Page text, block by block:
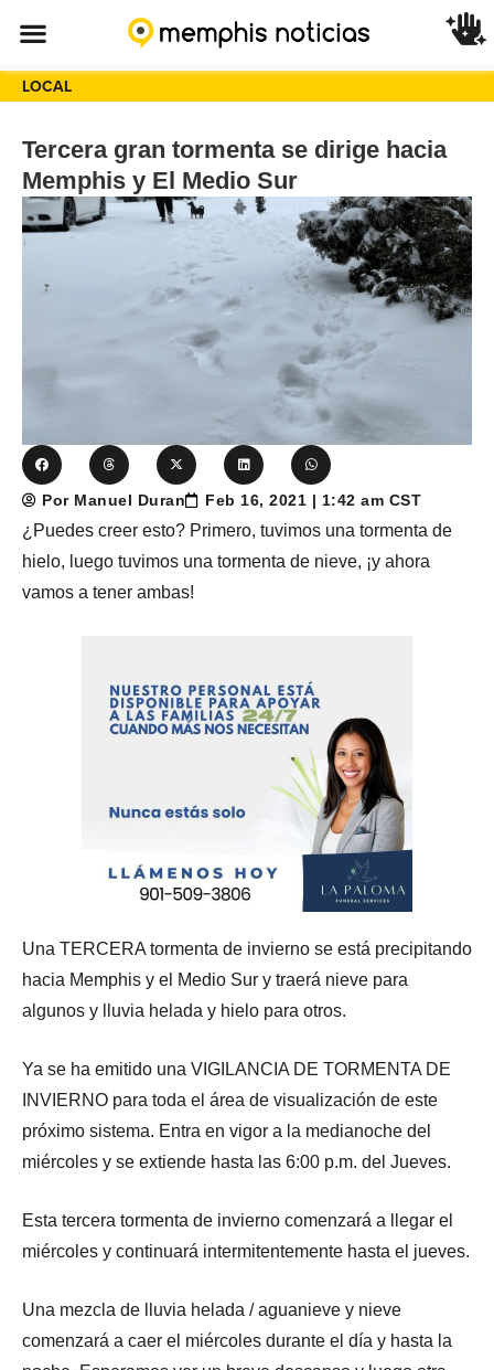
LOCAL
Tercera gran tormenta se dirige hacia
Memphis y El Medio Sur
Por Manuel Duran Feb 16, 2021 | 1:42 am CST
¿Puedes creer esto? Primero, tuvimos una tormenta de
hielo, luego tuvimos una tormenta de nieve, ¡y ahora
vamos a tener ambas!
Una TERCERA tormenta de invierno se está precipitando
hacia Memphis y el Medio Sur y traerá nieve para
algunos y lluvia helada y hielo para otros.
Ya se ha emitido una VIGILANCIA DE TORMENTA DE
INVIERNO para toda el área de visualización de este
próximo sistema. Entra en vigor a la medianoche del
miércoles y se extiende hasta las 6:00 p.m. del Jueves.
Esta tercera tormenta de invierno comenzará a llegar el
miércoles y continuará intermitentemente hasta el jueves.
Una mezcla de lluvia helada / aguanieve y nieve
comenzará a caer el miércoles durante el día y hasta la